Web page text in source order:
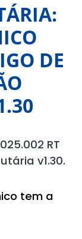
DE
RT
v1.30.
tem a